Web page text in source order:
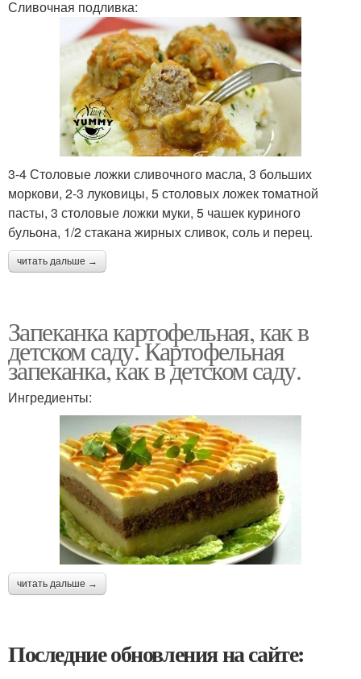
Сливочная подливка:
3-4 Столовые ложки сливочного масла, 3 больших
моркови, 2-3 луковицы, 5 столовых ложек томатной
пасты, 3 столовые ложки муки, 5 чашек куриного
бульона, 1/2 стакана жирных сливок, соль и перец.
читать дальше →
Запеканка картофельная, как в
детском саду. Картофельная
запеканка, как в детском саду.
Ингредиенты:
читать дальше →
Последние обновления на сайте: